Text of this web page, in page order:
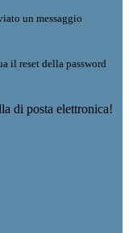
un messaggio
il reset della password
di posta elettronica!